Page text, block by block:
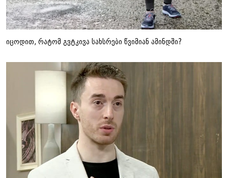
იცოდით, რატომ გვტკივა სახსრები წვიმიან ამინდში?